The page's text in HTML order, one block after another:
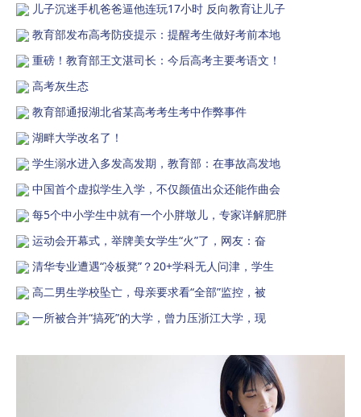
儿子沉迷手机爸爸逼他连玩17小时 反向教育让儿子
教育部发布高考防疫提示：提醒考生做好考前本地
重磅！教育部王文湛司长：今后高考主要考语文！
高考灰生态
教育部通报湖北省某高考考生考中作弊事件
湖畔大学改名了！
学生溺水进入多发高发期，教育部：在事故高发地
中国首个虚拟学生入学，不仅颜值出众还能作曲会
每5个中小学生中就有一个小胖墩儿，专家详解肥胖
运动会开幕式，举牌美女学生“火”了，网友：奋
清华专业遭遇“冷板凳”？20+学科无人问津，学生
高二男生学校坠亡，母亲要求看“全部”监控，被
一所被合并“搞死”的大学，曾力压浙江大学，现